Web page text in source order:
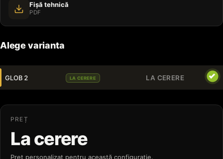
Fișă tehnică
PDF
Alege varianta
GLOB 2 LA CERERE LA CERERE
PREȚ
La cerere
Preț personalizat pentru această configurație.